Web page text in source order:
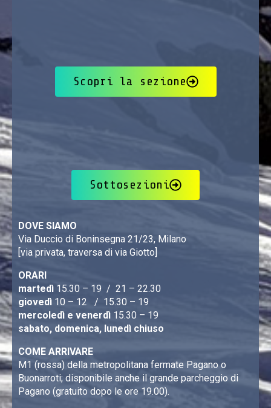
Scopri la sezione
Sottosezioni
DOVE SIAMO
Via Duccio di Boninsegna 21/23, Milano
[via privata, traversa di via Giotto]
ORARI
martedì 15.30 – 19 / 21 – 22.30
giovedì 10 – 12 / 15.30 – 19
mercoledì e venerdì 15.30 – 19
sabato, domenica, lunedì chiuso
COME ARRIVARE
M1 (rossa) della metropolitana fermate Pagano o
Buonarroti; disponibile anche il grande parcheggio di
Pagano (gratuito dopo le ore 19.00).